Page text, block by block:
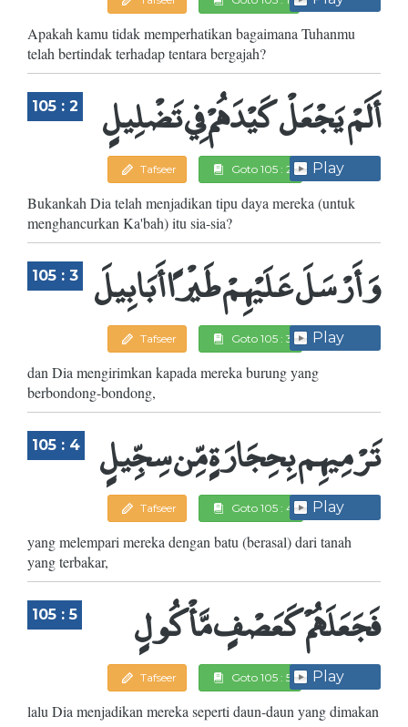
Apakah kamu tidak memperhatikan bagaimana Tuhanmu
telah bertindak terhadap tentara bergajah?
105 : 2 أَلَمْ يَجْعَلْ كَيْدَهُمْ فِي تَضْلِيلٍ
Tafseer Goto 105 : 2 Play
Bukankah Dia telah menjadikan tipu daya mereka (untuk
menghancurkan Ka'bah) itu sia-sia?
105 : 3 وَأَرْسَلَ عَلَيْهِمْ طَيْرًا أَبَابِيلَ
Tafseer Goto 105 : 3 Play
dan Dia mengirimkan kapada mereka burung yang
berbondong-bondong,
105 : 4 تَرْمِيهِم بِحِجَارَةٍ مِّن سِجِّيلٍ
Tafseer Goto 105 : 4 Play
yang melempari mereka dengan batu (berasal) dari tanah
yang terbakar,
105 : 5 فَجَعَلَهُمْ كَعَصْفٍ مَّأْكُولٍ
Tafseer Goto 105 : 5 Play
lalu Dia menjadikan mereka seperti daun-daun yang dimakan